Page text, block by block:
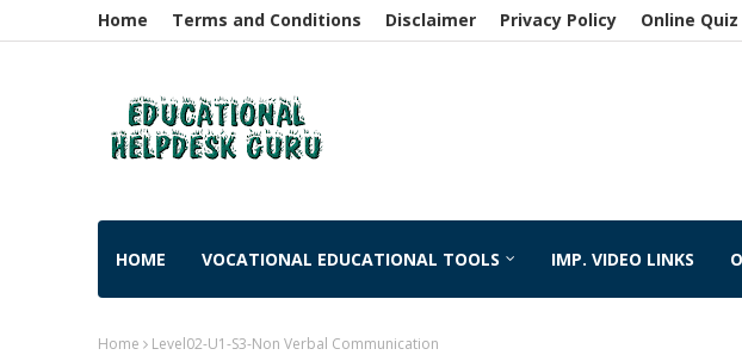
Home Terms and Conditions Disclaimer Privacy Policy Online Quiz
HOME VOCATIONAL EDUCATIONAL TOOLS IMP. VIDEO LINKS
Home Level02-U1-S3-Non Verbal Communication